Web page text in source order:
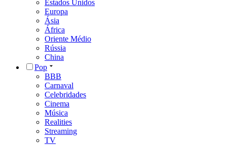
Estados Unidos
Europa
Ásia
África
Oriente Médio
Rússia
China
Pop
BBB
Carnaval
Celebridades
Cinema
Música
Realities
Streaming
TV